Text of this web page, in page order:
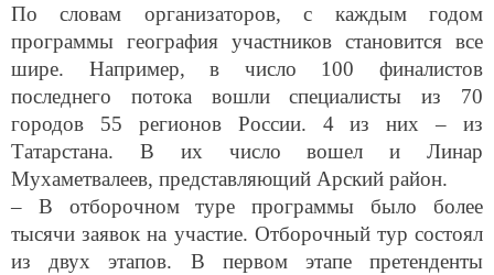
По словам организаторов, с каждым годом
программы география участников становится все
шире. Например, в число 100 финалистов
последнего потока вошли специалисты из 70
городов 55 регионов России. 4 из них – из
Татарстана. В их число вошел и Линар
Мухаметвалеев, представляющий Арский район.
– В отборочном туре программы было более
тысячи заявок на участие. Отборочный тур состоял
из двух этапов. В первом этапе претенденты